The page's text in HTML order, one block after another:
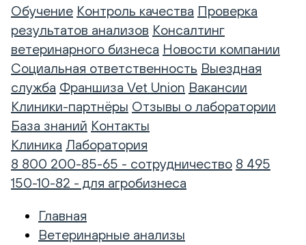
Обучение Контроль качества Проверка
результатов анализов Консалтинг
ветеринарного бизнеса Новости компании
Социальная ответственность Выездная
служба Франшиза Vet Union Вакансии
Клиники-партнёры Отзывы о лаборатории
База знаний Контакты
Клиника Лаборатория
8 800 200-85-65 - сотрудничество 8 495
150-10-82 - для агробизнеса
Главная
Ветеринарные анализы